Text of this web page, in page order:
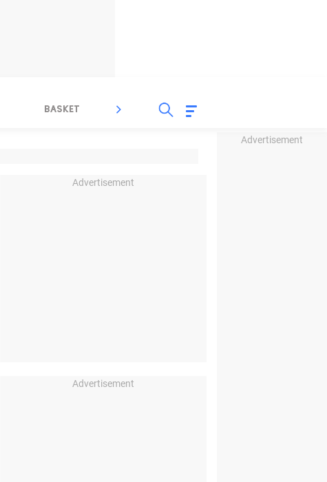
Advertisement
BASKET SPORT LAIN
Advertisement
Advertisement